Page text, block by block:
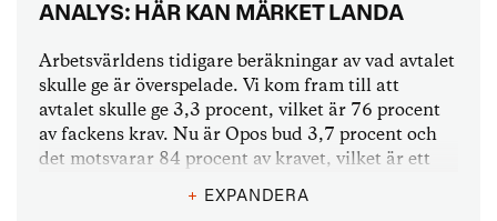
ANALYS: HÄR KAN MÄRKET LANDA
Arbetsvärldens tidigare beräkningar av vad avtalet
skulle ge är överspelade. Vi kom fram till att
avtalet skulle ge 3,3 procent, vilket är 76 procent
av fackens krav. Nu är Opos bud 3,7 procent och
det motsvarar 84 procent av kravet, vilket är ett
ovanligt högt utfall för fackens del och resultatet
kommer troligen att bli högre.
+ EXPANDERA